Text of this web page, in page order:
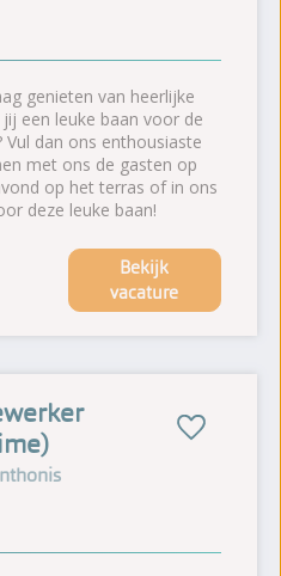
genieten van heerlijke
een leuke baan voor de
Vul dan ons enthousiaste
met ons de gasten op
op het terras of in ons
deze leuke baan!
Bekijk
vacature